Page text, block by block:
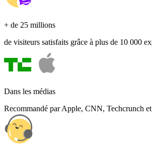
+ de 25 millions
de visiteurs satisfaits grâce à plus de 10 000
Dans les médias
Recommandé par Apple, CNN, Techcrunch et